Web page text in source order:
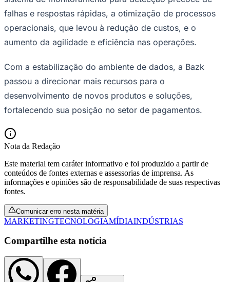
falhas e respostas rápidas, a otimização de processos
operacionais, que levou à redução de custos, e o
aumento da agilidade e eficiência nas operações.
Com a estabilização do ambiente de dados, a Bazk
passou a direcionar mais recursos para o
desenvolvimento de novos produtos e soluções,
fortalecendo sua posição no setor de pagamentos.
Nota da Redação
Este material tem caráter informativo e foi produzido a partir de
conteúdos de fontes externas e assessorias de imprensa. As
informações e opiniões são de responsabilidade de suas respectivas
fontes.
Comunicar erro nesta matéria
MARKETINGTECNOLOGIAMÍDIAINDÚSTRIAS
Compartilhe esta notícia